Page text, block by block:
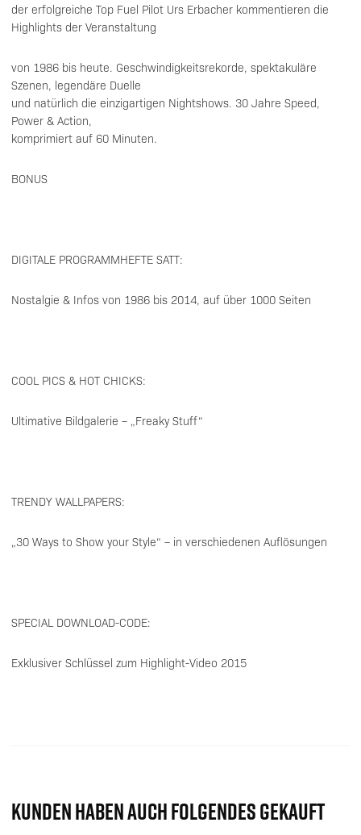
der erfolgreiche Top Fuel Pilot Urs Erbacher kommentieren die
Highlights der Veranstaltung
von 1986 bis heute. Geschwindigkeitsrekorde, spektakuläre
Szenen, legendäre Duelle
und natürlich die einzigartigen Nightshows. 30 Jahre Speed,
Power & Action,
komprimiert auf 60 Minuten.
BONUS
DIGITALE PROGRAMMHEFTE SATT:
Nostalgie & Infos von 1986 bis 2014, auf über 1000 Seiten
COOL PICS & HOT CHICKS:
Ultimative Bildgalerie – „Freaky Stuff“
TRENDY WALLPAPERS:
„30 Ways to Show your Style“ – in verschiedenen Auflösungen
SPECIAL DOWNLOAD-CODE:
Exklusiver Schlüssel zum Highlight-Video 2015
KUNDEN HABEN AUCH FOLGENDES GEKAUFT